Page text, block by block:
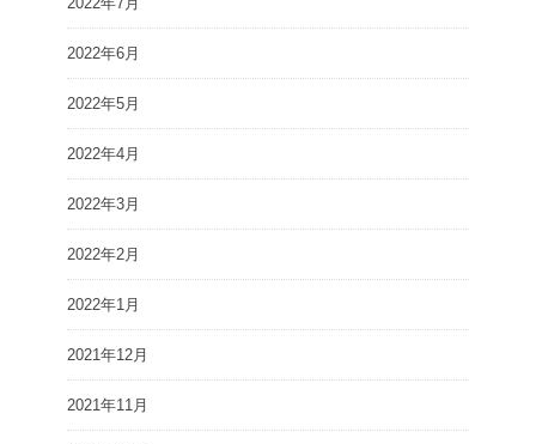
2022年6月
2022年5月
2022年4月
2022年3月
2022年2月
2022年1月
2021年12月
2021年11月